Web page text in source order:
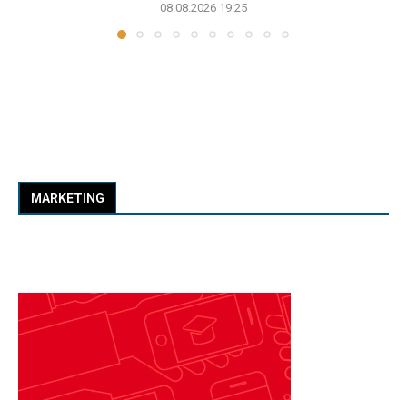
08.08.2026 19:25
MARKETING